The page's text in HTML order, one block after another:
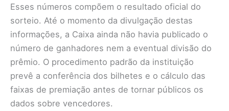
Esses números compõem o resultado oficial do
sorteio. Até o momento da divulgação destas
informações, a Caixa ainda não havia publicado o
número de ganhadores nem a eventual divisão do
prêmio. O procedimento padrão da instituição
prevê a conferência dos bilhetes e o cálculo das
faixas de premiação antes de tornar públicos os
dados sobre vencedores.